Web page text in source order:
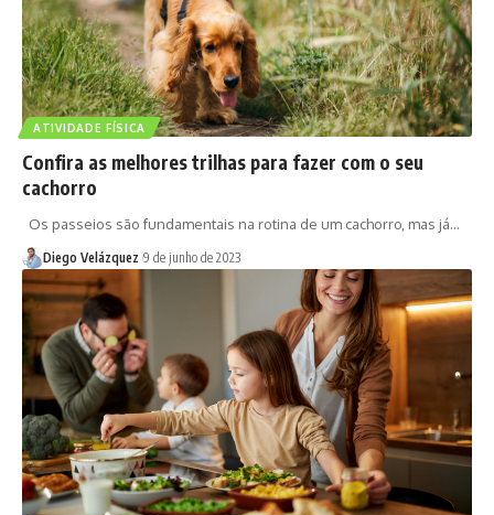
ATIVIDADE FÍSICA
Confira as melhores trilhas para fazer com o seu
cachorro
Os passeios são fundamentais na rotina de um cachorro, mas já…
Diego Velázquez 9 de junho de 2023